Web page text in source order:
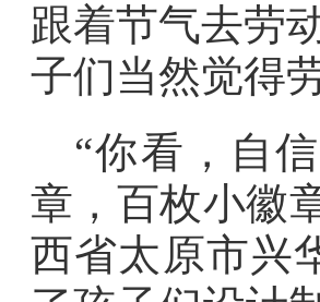
跟着节气去劳
子们当然觉得
“你看，自
章，百枚小徽
西省太原市兴